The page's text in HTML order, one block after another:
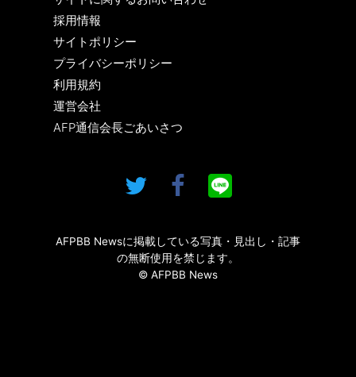
採用情報
サイトポリシー
プライバシーポリシー
利用規約
運営会社
AFP通信会長ごあいさつ
AFPBB Newsに掲載している写真・見出し・記事
の無断使用を禁じます。
© AFPBB News